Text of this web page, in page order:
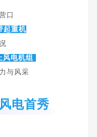
口
起重机
风电机组
与风采
电首秀